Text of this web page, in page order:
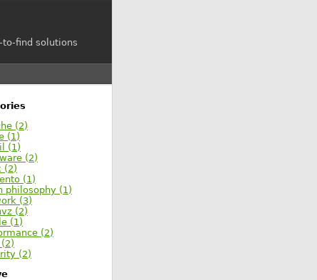
find solutions
(2)
(1)
(1)
(2)
(2)
(1)
philosophy (1)
(3)
(2)
(1)
(2)
(2)